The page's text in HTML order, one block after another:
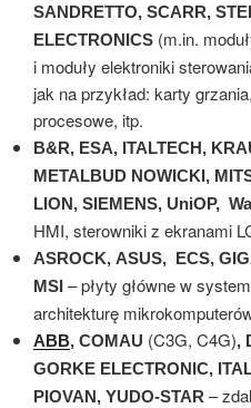
SANDRETTO, SCARR,
ELECTRONICS (m.in.
i moduły elektroniki
jak na przykład: karty
procesowe, itp.
B&R, ESA, ITALTECH,
METALBUD NOWICKI,
LION, SIEMENS, UniOP,
HMI, sterowniki z ekranami
ASROCK, ASUS, ECS,
MSI – płyty główne w
architekturę
ABB, COMAU (C3G, C4G),
GORKE ELECTRONIC,
PIOVAN, YUDO-STAR –